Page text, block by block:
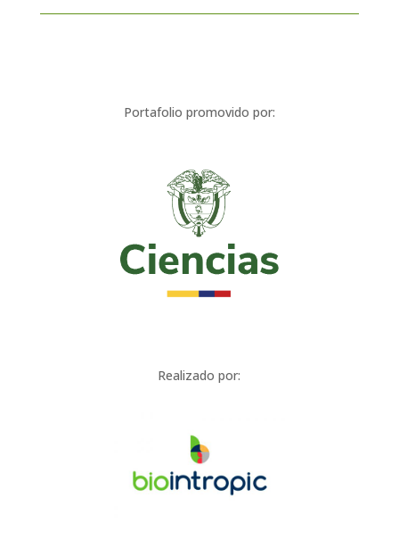
Portafolio promovido por:
Realizado por: